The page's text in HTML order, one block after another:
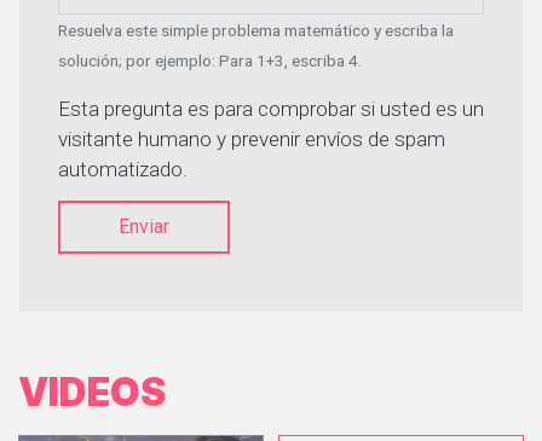
Resuelva este simple problema matemático y escriba la
solución; por ejemplo: Para 1+3, escriba 4.
Esta pregunta es para comprobar si usted es un
visitante humano y prevenir envíos de spam
automatizado.
Enviar
VIDEOS